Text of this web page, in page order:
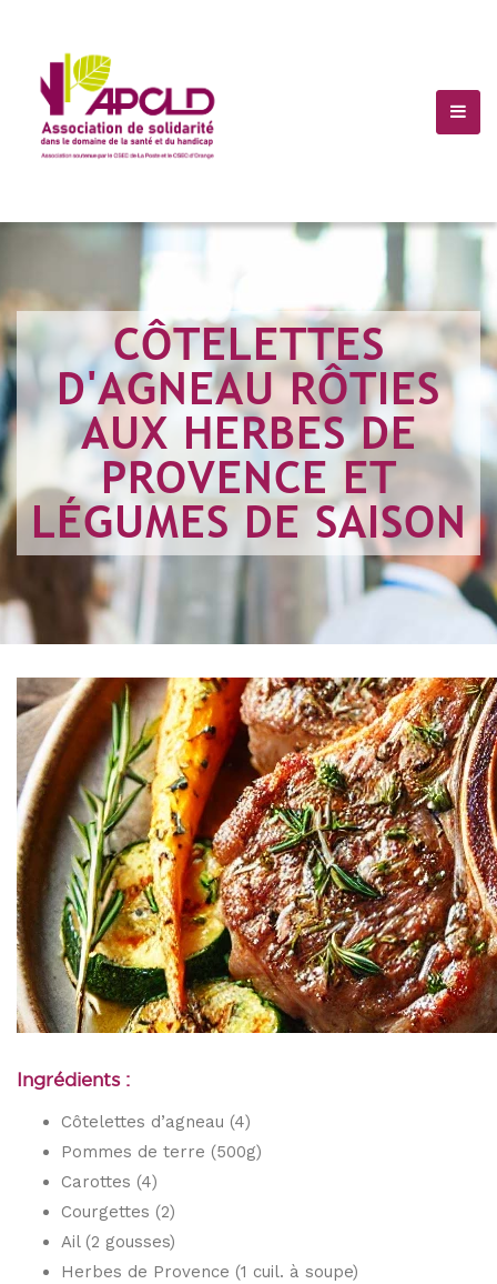
CÔTELETTES
D'AGNEAU RÔTIES
AUX HERBES DE
PROVENCE ET
LÉGUMES DE SAISON
Ingrédients :
Côtelettes d’agneau (4)
Pommes de terre (500g)
Carottes (4)
Courgettes (2)
Ail (2 gousses)
Herbes de Provence (1 cuil. à soupe)